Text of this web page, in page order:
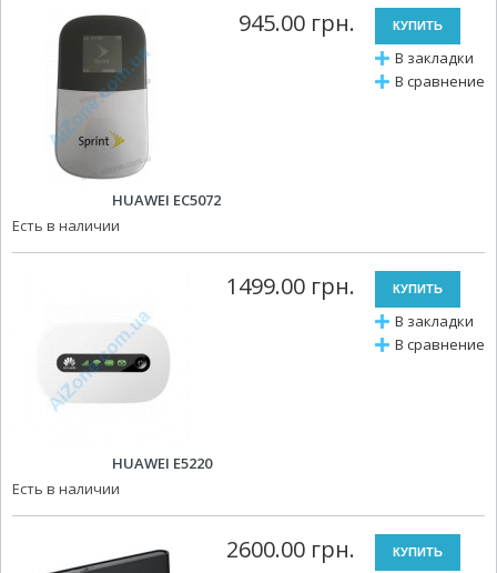
В закладки
В сравнение
945.00 грн.
HUAWEI EC5072
Есть в наличии
В закладки
В сравнение
1499.00 грн.
HUAWEI E5220
Есть в наличии
2600.00 грн.